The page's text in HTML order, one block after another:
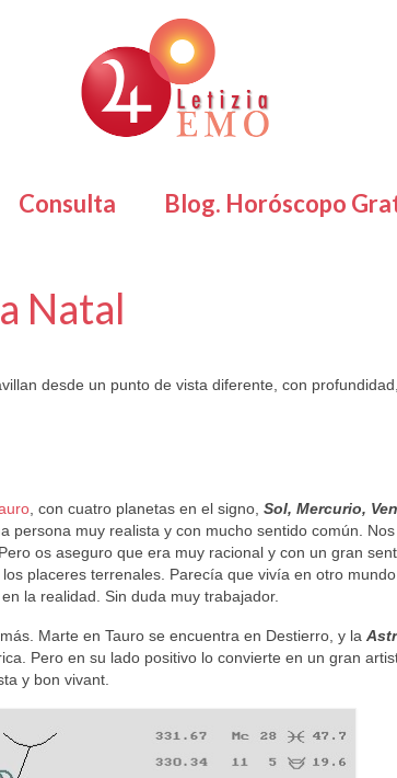
Consulta Blog. Horóscopo
Natal
desde un punto de vista diferente, con profundidad,
, con cuatro planetas en el signo, Sol, Mercurio,
persona muy realista y con mucho sentido común.
os aseguro que era muy racional y con un gran
placeres terrenales. Parecía que vivía en otro mundo
la realidad. Sin duda muy trabajador.
Marte en Tauro se encuentra en Destierro, y la
Pero en su lado positivo lo convierte en un gran
y bon vivant.